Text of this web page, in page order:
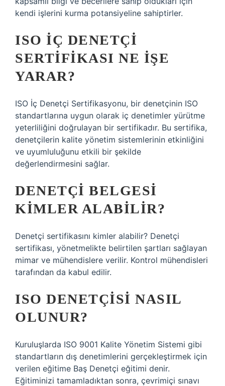
kendi işlerini kurma potansiyeline sahiptirler.
ISO IÇ DENETÇI
SERTIFIKASI NE IŞE
YARAR?
ISO İç Denetçi Sertifikasyonu, bir denetçinin ISO
standartlarına uygun olarak iç denetimler yürütme
yeterliliğini doğrulayan bir sertifikadır. Bu sertifika,
denetçilerin kalite yönetim sistemlerinin etkinliğini
ve uyumluluğunu etkili bir şekilde
değerlendirmesini sağlar.
DENETÇI BELGESI
KIMLER ALABILIR?
Denetçi sertifikasını kimler alabilir? Denetçi
sertifikası, yönetmelikte belirtilen şartları sağlayan
mimar ve mühendislere verilir. Kontrol mühendisleri
tarafından da kabul edilir.
ISO DENETÇISI NASIL
OLUNUR?
Kuruluşlarda ISO 9001 Kalite Yönetim Sistemi gibi
standartların dış denetimlerini gerçekleştirmek için
verilen eğitime Baş Denetçi eğitimi denir.
Eğitiminizi tamamladıktan sonra, çevrimiçi sınavı